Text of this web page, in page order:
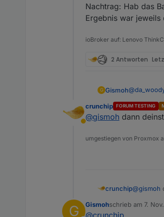
Nachtrag: Hab das
Ergebnis war jeweils
ioBroker auf: Lenovo
2 Antworten
G Gismoh@
Habe
Um noch
"Normal"
Abwesend
crunchip FORUM TESTING
@gismoh dann
umgestiegen von Proxmox
crunchip@gismoh
G Gismohschrieb am 7.
zuletzt editiert von
@crunchip